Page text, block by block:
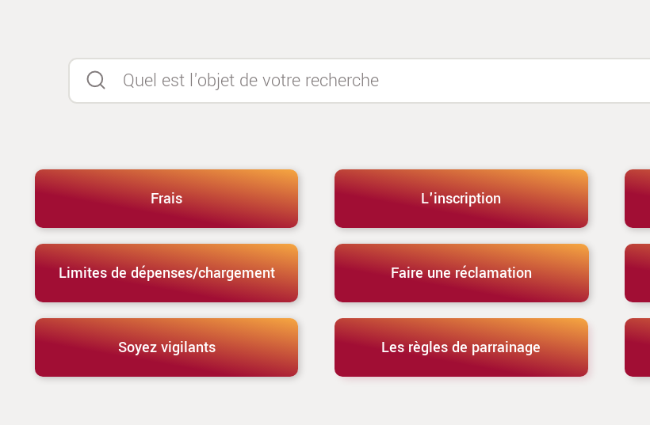
Frais L'inscription
Limites de dépenses/chargement Faire une réclamation
Soyez vigilants Les règles de parrainage